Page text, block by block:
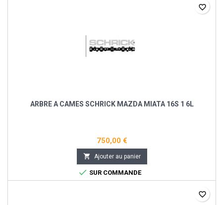
ARBRE A CAMES SCHRICK MAZDA MIATA 16S 1 6L
750,00 €
 Ajouter au panier
 SUR COMMANDE
favorite_border
favorite_border